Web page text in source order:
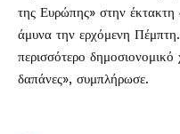
της Ευρώπης» στην
άμυνα την ερχόμενη
περισσότερο
δαπάνες», συμπλήρωσε.